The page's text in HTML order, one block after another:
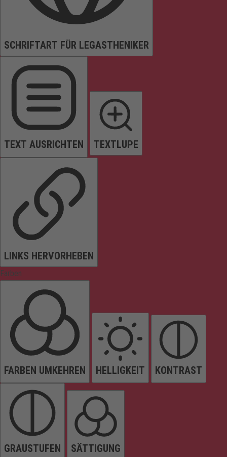
SCHRIFTART FÜR LEGASTHENIKER
TEXT AUSRICHTEN TEXTLUPE
LINKS HERVORHEBEN
Farben
FARBEN UMKEHREN HELLIGKEIT KONTRAST
GRAUSTUFEN SÄTTIGUNG